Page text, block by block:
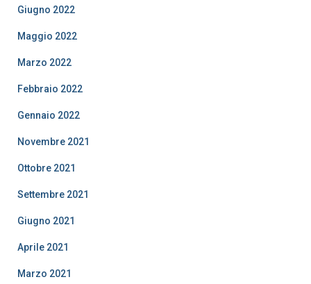
Giugno 2022
Maggio 2022
Marzo 2022
Febbraio 2022
Gennaio 2022
Novembre 2021
Ottobre 2021
Settembre 2021
Giugno 2021
Aprile 2021
Marzo 2021